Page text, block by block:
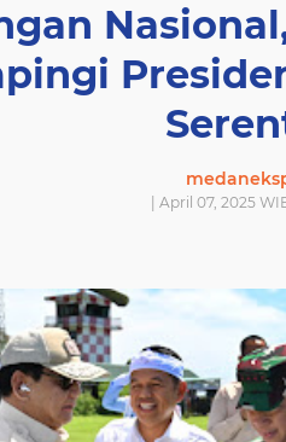
| April 07, 2025